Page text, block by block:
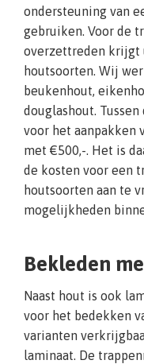
ondersteuning van
gebruiken. Voor de
overzettreden krijgt
houtsoorten. Wij
beukenhout,
douglashout.
voor het aanpakken
met €500,-. Het is
de kosten voor een
houtsoorten aan te
mogelijkheden
Bekleden
Naast hout is ook
voor het bedekken
varianten
laminaat. De